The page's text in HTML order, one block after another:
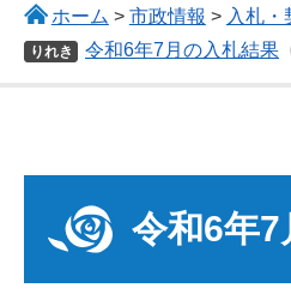
ホーム > 市政情報 > 入札・
りれき 令和6年7月の入札結果
令和6年7